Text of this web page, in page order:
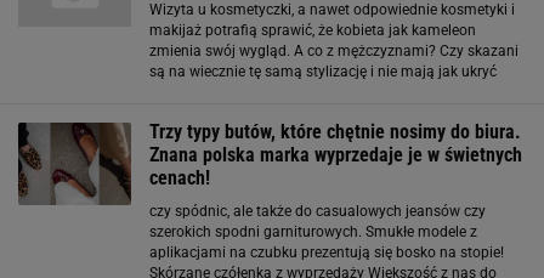
Wizyta u kosmetyczki, a nawet odpowiednie kosmetyki i
makijaż potrafią sprawić, że kobieta jak kameleon
zmienia swój wygląd. A co z mężczyznami? Czy skazani
są na wiecznie tę samą stylizację i nie mają jak ukryć
Trzy typy butów, które chętnie nosimy do biura.
Znana polska marka wyprzedaje je w świetnych
cenach!
czy spódnic, ale także do casualowych jeansów czy
szerokich spodni garniturowych. Smukłe modele z
aplikacjami na czubku prezentują się bosko na stopie!
Skórzane czółenka z wyprzedaży Większość z nas do